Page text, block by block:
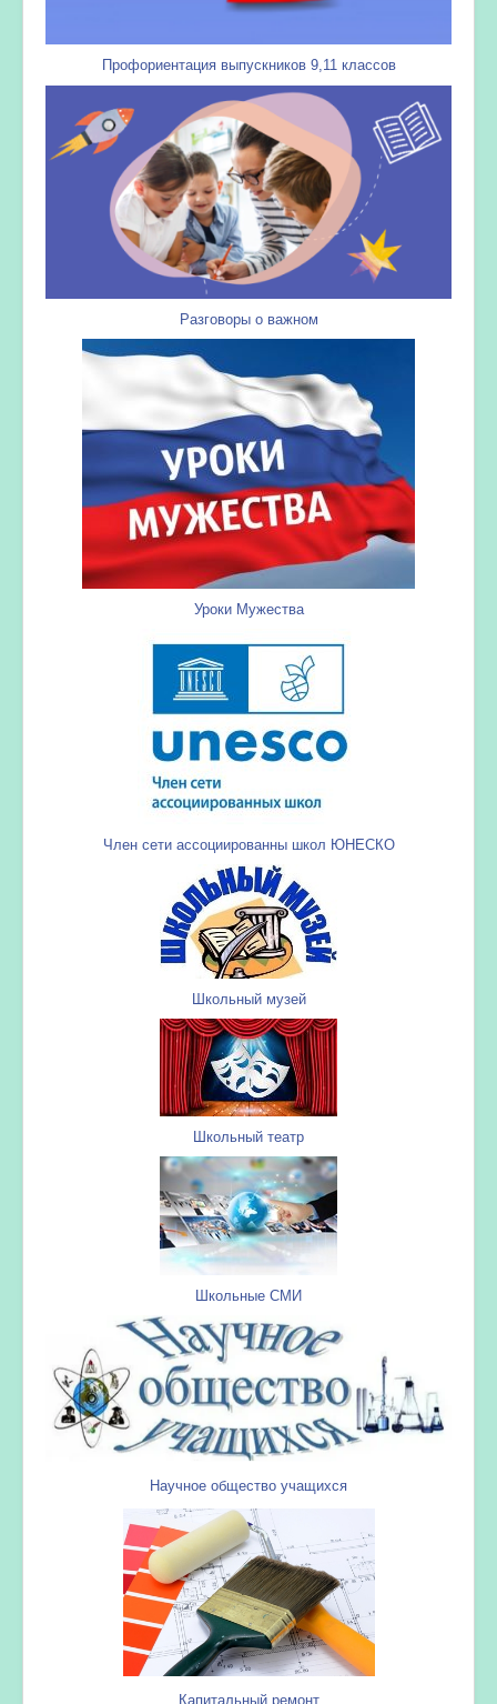
Профориентация выпускников 9,11 классов
Разговоры о важном
Уроки Мужества
Член сети ассоциированны школ ЮНЕСКО
Школьный музей
Школьный театр
Школьные СМИ
Научное общество учащихся
Капитальный ремонт